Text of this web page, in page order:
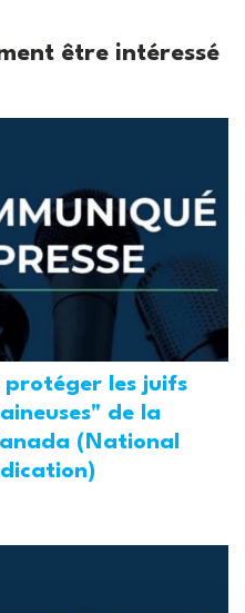
être intéressé
protéger les juifs
de la
(National